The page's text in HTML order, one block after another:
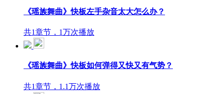
《瑶族舞曲》快板左手杂音太大怎么办？
共1章节，1万次播放
《瑶族舞曲》快板如何弹得又快又有气势？
共1章节，1.1万次播放